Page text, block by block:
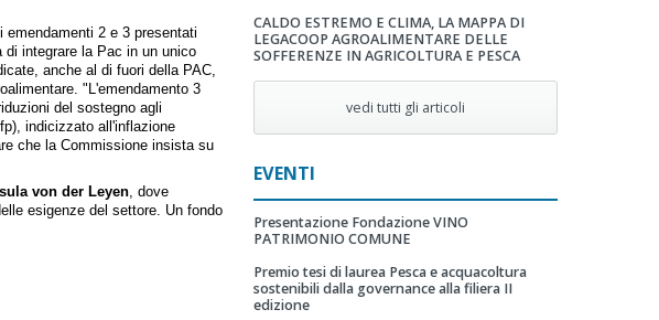
2 e 3 presentati
integrare la Pac in un unico
anche al di fuori della PAC,
"L'emendamento 3
del sostegno agli
indicizzato all'inflazione
che la Commissione insista su
von der Leyen , dove
esigenze del settore. Un fondo
CALDO ESTREMO E CLIMA, LA MAPPA DI
LEGACOOP AGROALIMENTARE DELLE
SOFFERENZE IN AGRICOLTURA E PESCA
vedi tutti gli articoli
EVENTI
Presentazione Fondazione VINO
PATRIMONIO COMUNE
Premio tesi di laurea Pesca e acquacoltura
sostenibili dalla governance alla filiera II
edizione